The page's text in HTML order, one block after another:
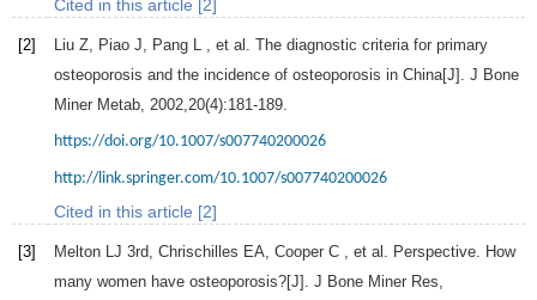
Cited in this article [2]
[2] Liu Z Piao J Pang L
, et al. The diagnostic criteria for primary
osteoporosis and the incidence of osteoporosis in China[J]. J Bone
Miner Metab 2002 20(4):181-189.
https://doi.org/10.1007/s007740200026
http://link.springer.com/10.1007/s007740200026
Cited in this article [2]
[3] Melton LJ 3rd Chrischilles EA Cooper C , et al. Perspective. How
many women have osteoporosis?[J]. J Bone Miner Res